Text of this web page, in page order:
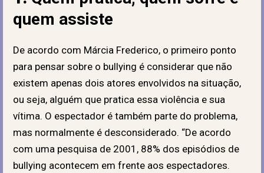
quem assiste
De acordo com Márcia Frederico, o primeiro ponto
para pensar sobre o bullying é considerar que não
existem apenas dois atores envolvidos na situação,
ou seja, alguém que pratica essa violência e sua
vítima. O espectador é também parte do problema,
mas normalmente é desconsiderado. “De acordo
com uma pesquisa de 2001, 88% dos episódios de
bullying acontecem em frente aos espectadores.